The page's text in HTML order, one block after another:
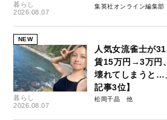
暮らし
2026.08.07
集英社オンライン編集部
NEW
暮らし
2026.08.07
人気女流雀士が
賃15万円→3万円
壊れてしまうと…
記事3位】
松岡千晶